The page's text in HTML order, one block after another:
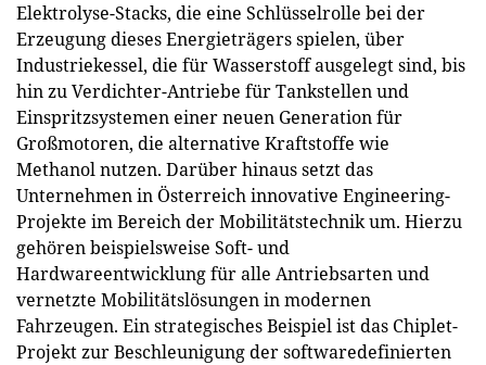
Elektrolyse-Stacks, die eine Schlüsselrolle bei der
Erzeugung dieses Energieträgers spielen, über
Industriekessel, die für Wasserstoff ausgelegt sind, bis
hin zu Verdichter-Antriebe für Tankstellen und
Einspritzsystemen einer neuen Generation für
Großmotoren, die alternative Kraftstoffe wie
Methanol nutzen. Darüber hinaus setzt das
Unternehmen in Österreich innovative Engineering-
Projekte im Bereich der Mobilitätstechnik um. Hierzu
gehören beispielsweise Soft- und
Hardwareentwicklung für alle Antriebsarten und
vernetzte Mobilitätslösungen in modernen
Fahrzeugen. Ein strategisches Beispiel ist das Chiplet-
Projekt zur Beschleunigung der softwaredefinierten